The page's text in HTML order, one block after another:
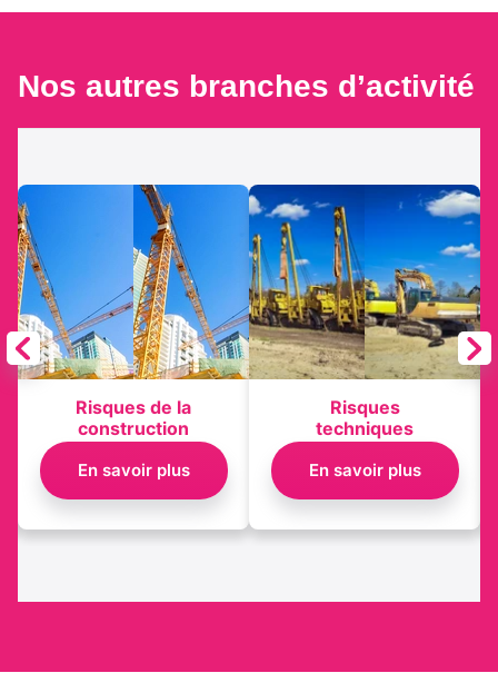
Nos autres branches d’activité
Risques de la
construction
En savoir plus
Risques
techniques
En savoir plus